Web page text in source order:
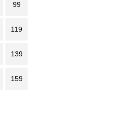
99
119
139
159